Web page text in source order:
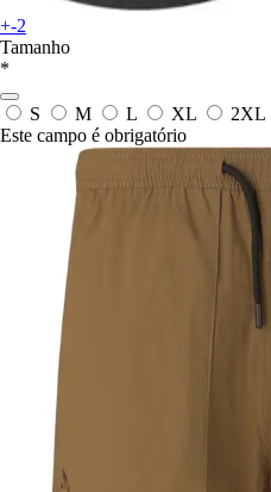
+-2
Tamanho
*
S M L XL 2XL
Este campo é obrigatório